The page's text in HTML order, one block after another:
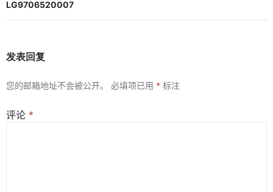
航
LG9706520007
发表回复
您的邮箱地址不会被公开。 必填项已用 * 标注
评论 *